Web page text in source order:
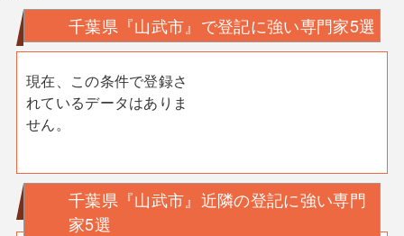
千葉県『山武市』で登記に強い専門家5選
現在、この条件で登録さ
れているデータはありま
せん。
千葉県『山武市』近隣の登記に強い専門
家5選